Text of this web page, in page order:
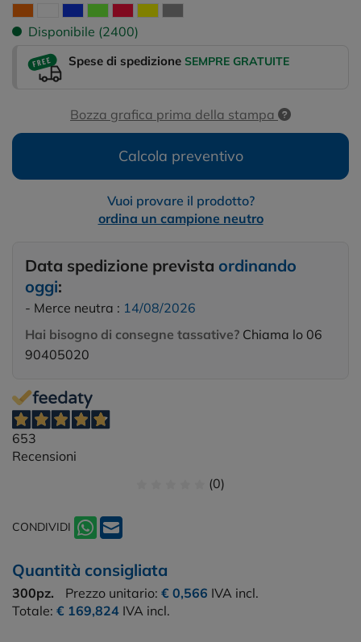
Disponibile (2400)
Spese di spedizione SEMPRE GRATUITE
Bozza grafica prima della stampa
Calcola preventivo
Vuoi provare il prodotto?
ordina un campione neutro
Data spedizione prevista ordinando
oggi:
- Merce neutra : 14/08/2026
Hai bisogno di consegne tassative? Chiama lo 06
90405020
653
Recensioni
(0)
CONDIVIDI
Quantità consigliata
300pz. Prezzo unitario: € 0,566 IVA incl.
Totale: € 169,824 IVA incl.